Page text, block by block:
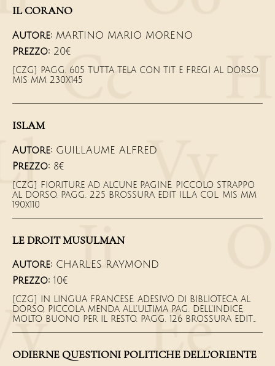
IL CORANO
Autore: MARTINO MARIO MORENO
Prezzo: 20€
[CZG] PAGG. 605 TUTTA TELA CON TIT E FREGI AL DORSO
MIS MM 230X145
ISLAM
Autore: GUILLAUME ALFRED
Prezzo: 8€
[CZG] FIORITURE AD ALCUNE PAGINE. PICCOLO STRAPPO
AL DORSO. PAGG. 225 BROSSURA EDIT ILL.A COL. MIS MM
190x110
LE DROIT MUSULMAN
Autore: CHARLES RAYMOND
Prezzo: 10€
[CZG] IN LINGUA FRANCESE. ADESIVO DI BIBLIOTECA AL
DORSO, PICCOLA MENDA ALL'ULTIMA PAG. DELL'INDICE,
MOLTO BUONO PER IL RESTO. PAGG. 126 BROSSURA EDIT
ODIERNE QUESTIONI POLITICHE DELL’ORIENTE